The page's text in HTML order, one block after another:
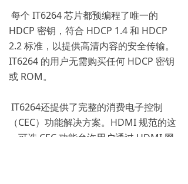
每个 IT6264 芯片都预编程了唯一的
HDCP 密钥，符合 HDCP 1.4 和 HDCP
2.2 标准，以提供高清内容的安全传输。
IT6264 的用户无需购买任何 HDCP 密钥
或 ROM。
IT6264还提供了完整的消费电子控制
（CEC）功能解决方案。HDMI 规范的这
一可选 CEC 功能允许用户通过 HDMI 网